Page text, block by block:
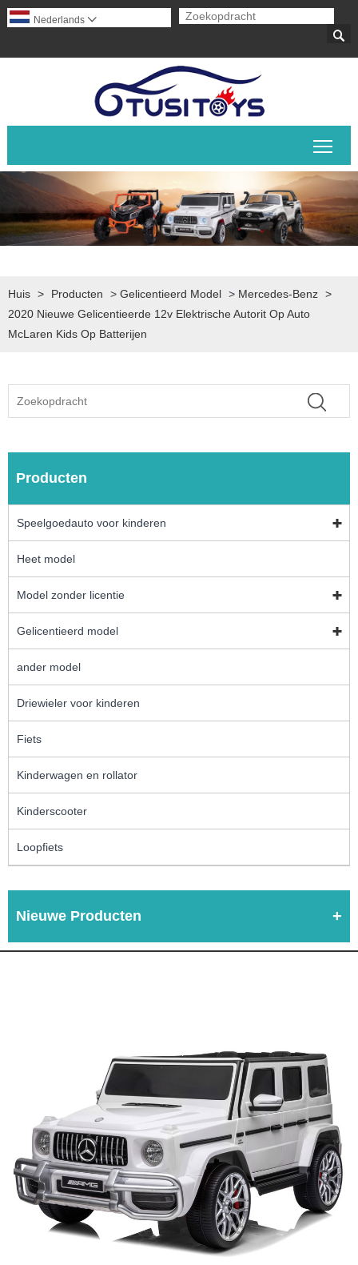

Nederlands 
Huis > Producten > Gelicentieerd Model > Mercedes-Benz >
2020 Nieuwe Gelicentieerde 12v Elektrische Autorit Op Auto
McLaren Kids Op Batterijen
Producten
Speelgoedauto voor kinderen
Heet model
Model zonder licentie
Gelicentieerd model
ander model
Driewieler voor kinderen
Fiets
Kinderwagen en rollator
Kinderscooter
Loopfiets
Nieuwe Producten